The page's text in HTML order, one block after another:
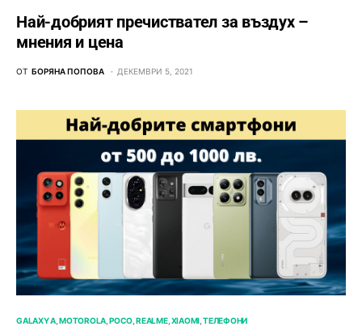
Най-добрият пречиствател за въздух –
мнения и цена
ОТ БОРЯНА ПОПОВА ДЕКЕМВРИ 5, 2021
GALAXY A MOTOROLA POCO REALME XIAOMI ТЕЛЕФОНИ